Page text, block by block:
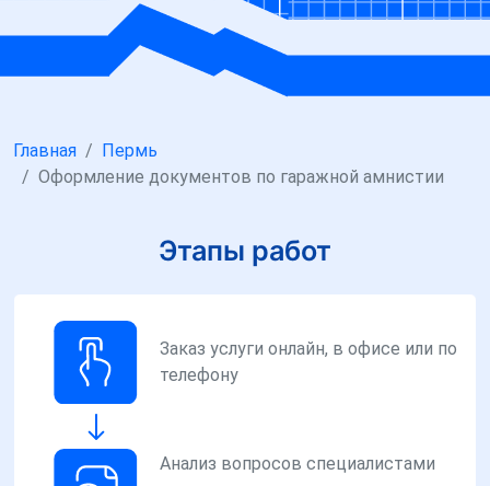
Главная
Пермь
Оформление документов по гаражной амнистии
Этапы работ
Заказ услуги онлайн, в офисе или по
телефону
Анализ вопросов специалистами